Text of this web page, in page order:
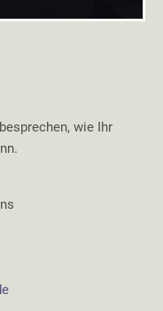
wie Ihr